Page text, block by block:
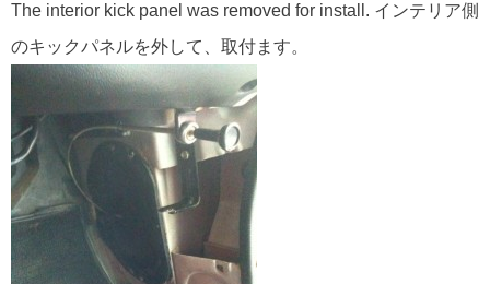
The interior kick panel was removed for install. インテリア側
のキックパネルを外して、取付ます。